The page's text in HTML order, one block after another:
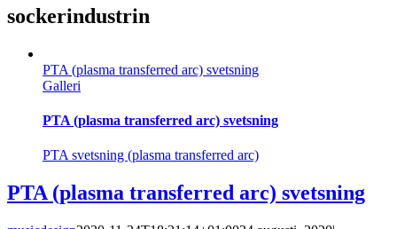
sockerindustrin
PTA (plasma transferred arc) svetsning
Galleri
PTA (plasma transferred arc) svetsning
PTA svetsning (plasma transferred arc)
PTA (plasma transferred arc) svetsning